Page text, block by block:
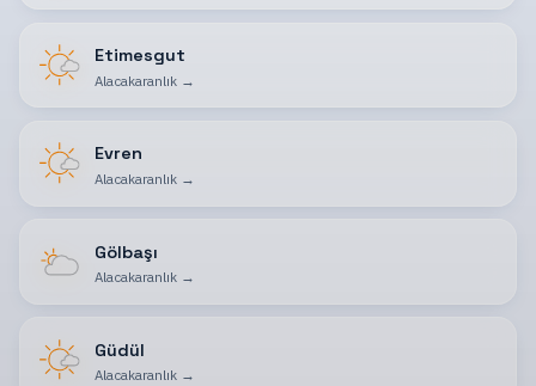
Etimesgut
Alacakaranlık→
Evren
Alacakaranlık→
Gölbaşı
Alacakaranlık→
Güdül
Alacakaranlık→